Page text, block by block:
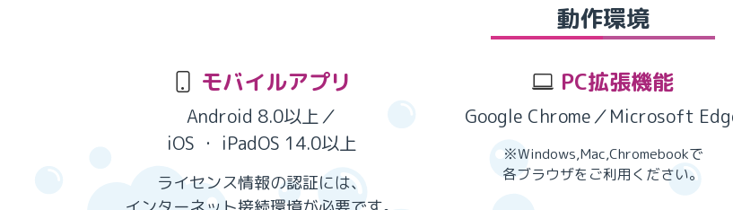
動作環境
モバイルアプリ
Android 8.0以上／
iOS ・ iPadOS 14.0以上
ライセンス情報の認証には、
PC拡張機能
Google Chrome／Microsoft
※Windows,Mac,Chromebookで
各ブラウザをご利用ください。